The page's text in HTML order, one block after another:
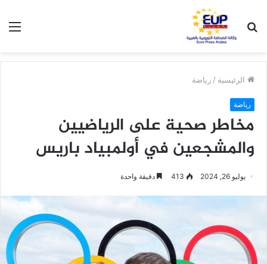
عن
الرئيسية / رياضة
رياضة
مخاطر صحية على الرياضيين
والمشجعين في أولمبياد باريس
يوليو 26, 2024 413 دقيقة واحدة